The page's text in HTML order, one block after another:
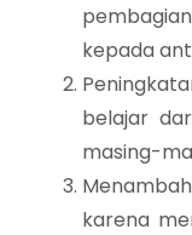
kepada
belajar
masing-
karena